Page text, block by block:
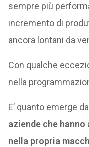
sempre più
incremento di
ancora lontani da
Con qualche
nella
E’ quanto emerge
aziende che
nella propria